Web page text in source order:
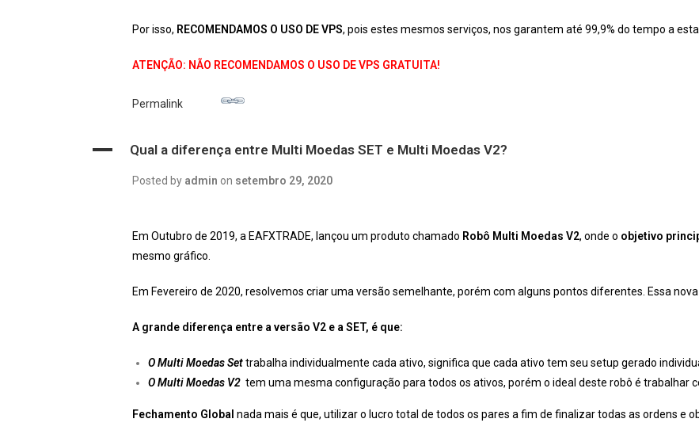
Por isso, RECOMENDAMOS O USO DE VPS, pois estes mesmos serviços, nos garantem até 99,9% do tempo a
ATENÇÃO: NÃO RECOMENDAMOS O USO DE VPS GRATUITA!
Permalink
A Qual a diferença entre Multi Moedas SET e Multi Moedas V2?
Posted by admin on setembro 29, 2020
Em Outubro de 2019, a EAFXTRADE, lançou um produto chamado Robô Multi Moedas V2, onde o objetivo
mesmo gráfico.
Em Fevereiro de 2020, resolvemos criar uma versão semelhante, porém com alguns pontos diferentes. Essa
A grande diferença entre a versão V2 e a SET, é que:
O Multi Moedas Settrabalha individualmente cada ativo, significa que cada ativo tem seu setup gerado
O Multi Moedas V2 tem uma mesma configuração para todos os ativos, porém o ideal deste robô é trabalhar
Fechamento Global nada mais é que, utilizar o lucro total de todos os pares a fim de finalizar todas as ordens e